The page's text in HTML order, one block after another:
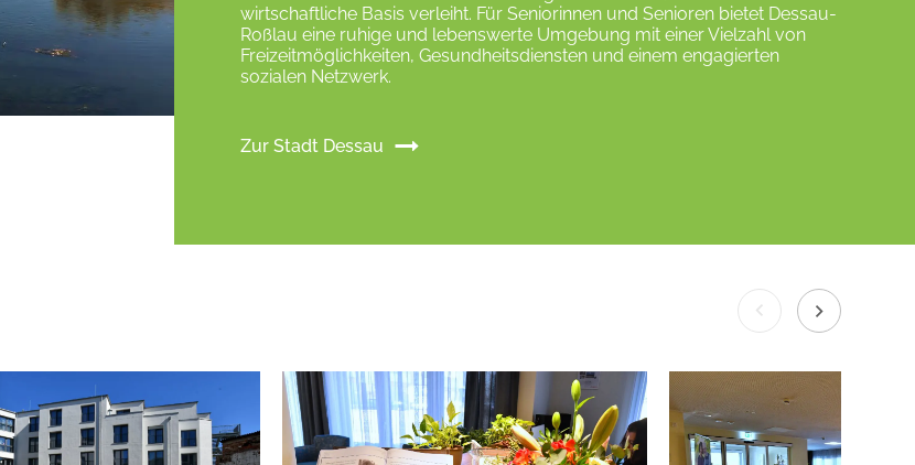
wirtschaftliche Basis verleiht. Für Seniorinnen und Senioren bietet Dessau-
Roßlau eine ruhige und lebenswerte Umgebung mit einer Vielzahl von
Freizeitmöglichkeiten, Gesundheitsdiensten und einem engagierten
sozialen Netzwerk.
Zur Stadt Dessau